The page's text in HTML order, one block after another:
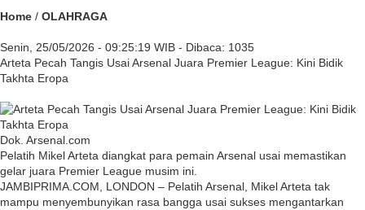
Home / OLAHRAGA
Senin, 25/05/2026 - 09:25:19 WIB - Dibaca: 1035
Arteta Pecah Tangis Usai Arsenal Juara Premier League: Kini Bidik
Takhta Eropa
Dok. Arsenal.com
Pelatih Mikel Arteta diangkat para pemain Arsenal usai memastikan
gelar juara Premier League musim ini.
JAMBIPRIMA.COM, LONDON – Pelatih Arsenal Mikel Arteta tak
mampu menyembunyikan rasa bangga usai sukses mengantarkan